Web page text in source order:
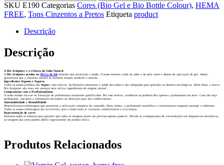
SKU E190 Categorias Cores (Bio Gel e Bio Bottle Colour), HEMA
FREE, Tons Cinzentos a Pretos Etiqueta product
Descrição
Descrição
A Bio Sculpture e a Ciência da Unha Natural
A Bio Sculpture produz na África do Sul soluções que priorizam a saúde. O nosso sistema cuida da unha e da pele antes e depois da aplicação de gel. Assim,
garantimos que a estrutura natural se mantém sempre saudável e nutrida.
Ingredientes Veganos e Seguros
Todos os nossos produtos são Vegan e não tóxicos. As fórmulas aumentam a saúde das unhas e são adequadas para grávidas ou doentes oncológicos. Além disso, a marca
Bio Sculpture não testa em animais nem utiliza ingredientes de origem animal.
Compromisso com o Profissionalismo
A nossa missão foca-se na formação de profissionais altamente qualificados. Por esse motivo, vendemos os produtos Bio apenas a profissionais do setor. Caso não seja
profissional, encontra a informação necessária na descrição para seu conhecimento.
Sustentabilidade e Rentabilidade
Desenvolvemos embalagens que permitem a utilização completa do conteúdo. Desta forma, a profissional rentabiliza o investimento enquanto protege o ambiente.
Todas as nossas embalagens são recicláveis, pois o nosso lema é: tratamos, embelezamos e reciclamos.
Representação de cores:
Fazemos todos os esforços para garantir que todas as imagens sejam tão precisas quanto possível. Devido às configurações de cor/resolução em dispositivos eletrónicos,
as imagens das cores podem diferir ligeiramente do produto físico.
Produtos Relacionados